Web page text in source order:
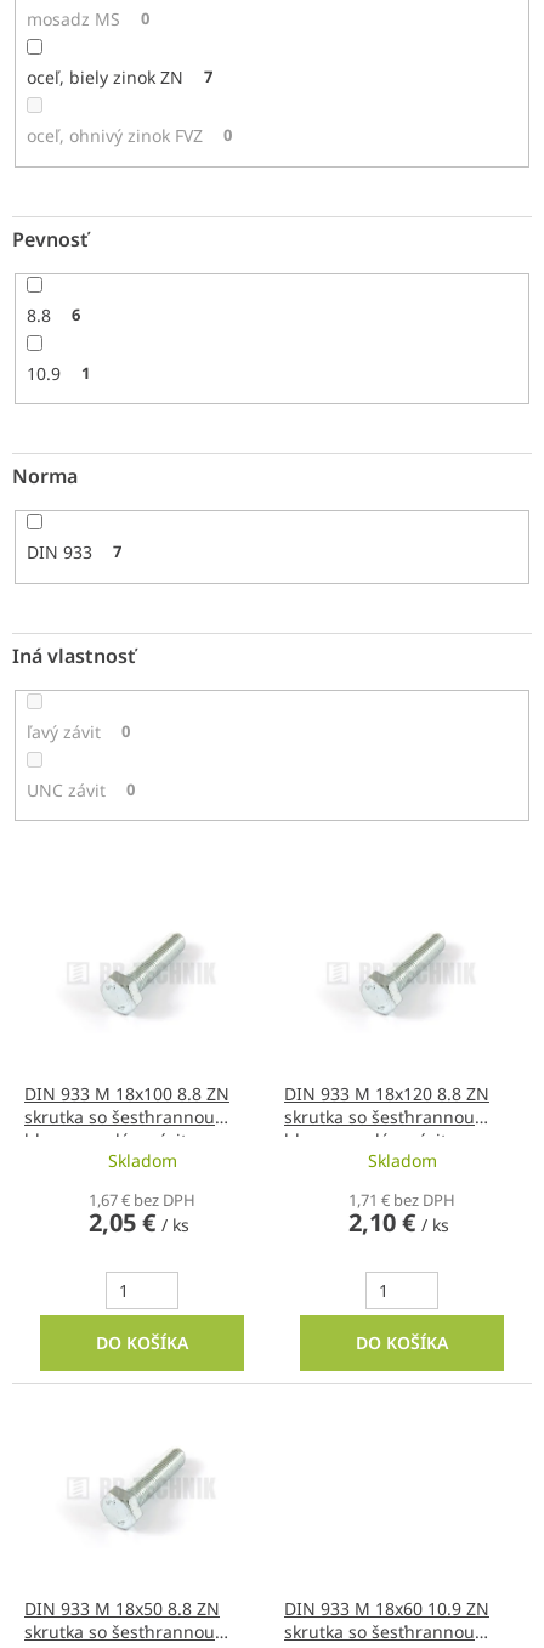
mosadz MS 0
oceľ, biely zinok ZN 7
oceľ, ohnivý zinok FVZ 0
Pevnosť
8.8 6
10.9 1
Norma
DIN 933 7
Iná vlastnosť
ľavý závit 0
UNC závit 0
d
u
DIN 933 M 18x100 8.8 ZN
skrutka so šesťhrannou
hlavou s celým závitom
Skladom
1,67 € bez DPH
2,05 € / ks
DO KOŠÍKA
DIN 933 M 18x120 8.8 ZN
skrutka so šesťhrannou
hlavou s celým závitom
Skladom
1,71 € bez DPH
2,10 € / ks
DO KOŠÍKA
DIN 933 M 18x50 8.8 ZN
skrutka so šesťhrannou
DIN 933 M 18x60 10.9 ZN
skrutka so šesťhrannou